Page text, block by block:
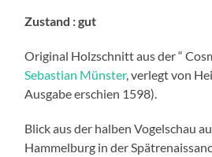
Zustand : gut
Original Holzschnitt aus der “
Sebastian Münster, verlegt von
Ausgabe erschien 1598).
Blick aus der halben Vogelschau
Hammelburg in der